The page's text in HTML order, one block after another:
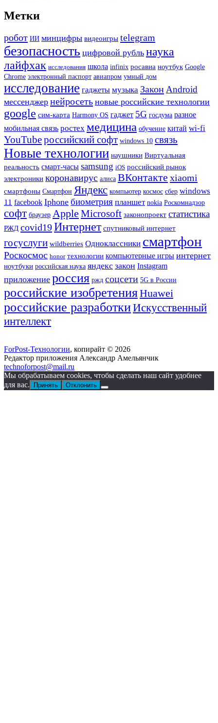
Метки
робот ИИ минцифры видеоигры telegram
безопасность цифровой рубль наука
лайфхак исследования школа infinix росавиа ноутбук Google
Chrome электронный паспорт авиапром умный дом
исследование гаджеты музыка Закон Android
мессенджер нейросеть новые российские технологии
google сим-карта Harmony OS гаджет 5G госдума разное
мобильная связь ростех медицина обучение китай wi-fi
YouTubeроссийский софт windows 10 связь
Новые технологии наушники Виртуальная
реальность смарт-часы samsung iOS российский рынок
электроники коронавирус алиса ВКонтакте xiaomi
смартфоны Смартфон Яндекс компьютер космос сбер windows
11 facebook Iphone биометрия планшет nokia Роскомнадзор
софт браузер Apple Microsoft законопроект статистика
РЖД covid19Интернет спутниковый интернет
госуслуги wildberries Одноклассники смартфон
Роскосмос honor технологии компьютерные игры интернет
ноутбуки российская наука яндекс закон Instagram
приложение россия ржд соцсети 5G в России
российские изобретенияHuawei
российские разработкиИскусственный
интеллект
ForPost-Технологии, копирайт © 2026
Редактор приложения Александр Амельянчик
technoforpost@mail.ru
Мы обрабатываем cookies, чтобы сделать наш сайт удобнее
для вас.
Принять Отклонить